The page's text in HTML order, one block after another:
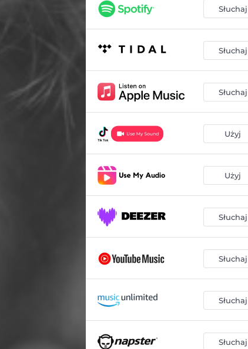
Słuchaj
Słuchaj
Słuchaj
Użyj
Użyj
Słuchaj
Słuchaj
Słuchaj
Słuchaj